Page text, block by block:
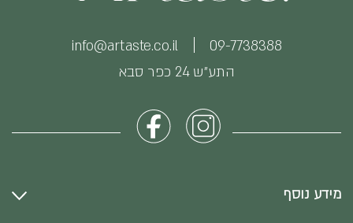
התע״ש 24 כפר סבא
09-7738388
info@artaste.co.il
מידע נוסף